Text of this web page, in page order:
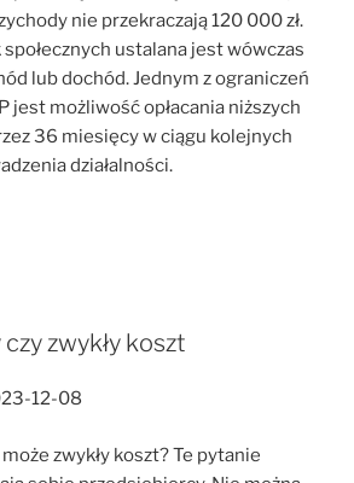
nie przekraczają 120 000 zł.
społecznych ustalana jest wówczas
lub dochód. Jednym z ograniczeń
jest możliwość opłacania niższych
36 miesięcy w ciągu kolejnych
działalności.
zwykły koszt
12-08
zwykły koszt? Te pytanie